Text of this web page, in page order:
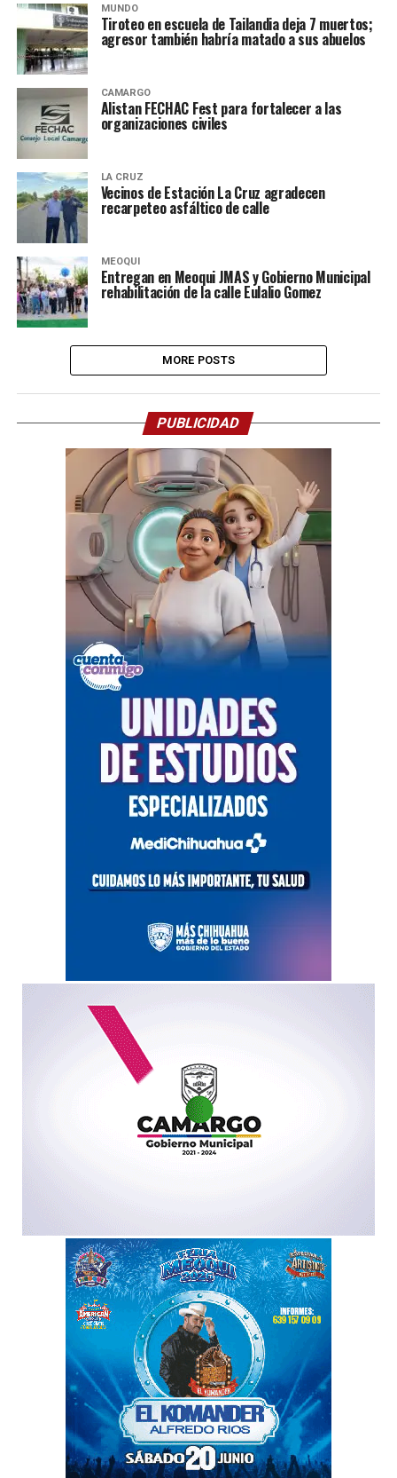
MUNDO
Tiroteo en escuela de Tailandia deja 7 muertos;
agresor también habría matado a sus abuelos
CAMARGO
Alistan FECHAC Fest para fortalecer a las
organizaciones civiles
LA CRUZ
Vecinos de Estación La Cruz agradecen
recarpeteo asfáltico de calle
MEOQUI
Entregan en Meoqui JMAS y Gobierno Municipal
rehabilitación de la calle Eulalio Gomez
MORE POSTS
PUBLICIDAD